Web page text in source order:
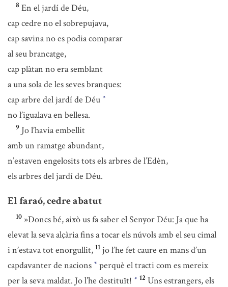
8 En el jardí de Déu,
cap cedre no el sobrepujava,
cap savina no es podia comparar
al seu brancatge,
cap plàtan no era semblant
a una sola de les seves branques:
cap arbre del jardí de Déu *
no l’igualava en bellesa.
9 Jo l’havia embellit
amb un ramatge abundant,
n’estaven engelosits tots els arbres de l’Edèn,
els arbres del jardí de Déu.
El faraó, cedre abatut
10 »Doncs bé, això us fa saber el Senyor Déu: Ja que ha
elevat la seva alçària fins a tocar els núvols amb el seu cimal
i n’estava tot enorgullit, 11 jo l’he fet caure en mans d’un
capdavanter de nacions * perquè el tracti com es mereix
per la seva maldat. Jo l’he destituït! * 12 Uns estrangers, els